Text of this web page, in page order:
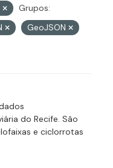
Grupos:
GeoJSON
do Recife. São
e ciclorrotas